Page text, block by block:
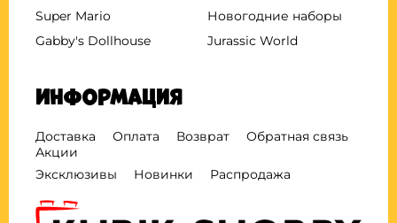
Super Mario
Новогодние наборы
Gabby's Dollhouse
Jurassic World
Информация
Доставка Оплата Возврат
Обратная связь
Акции
Эксклюзивы
Новинки Распродажа